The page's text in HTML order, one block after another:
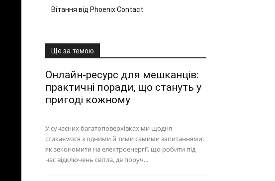
Вітання від Phoenix Contact
Ще за темою
Онлайн-ресурс для мешканців:
практичні поради, що стануть у
пригоді кожному
У сучасних багатоповерхівках ми щодня
стикаємося з одними й тими самими запитаннями:
як зекономити на електроенергії, що робити під
час відключень світла, де поруч...